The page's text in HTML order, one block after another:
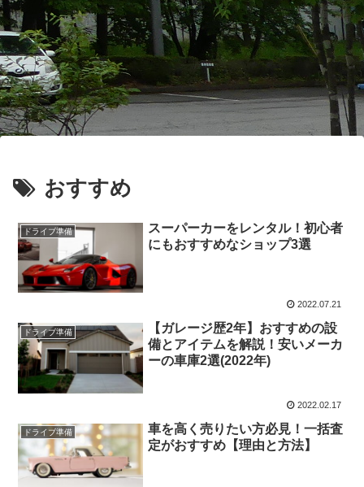
おすすめ
ドライブ準備
スーパーカーをレンタル！初心者
にもおすすめなショップ3選
2022.07.21
ドライブ準備
【ガレージ歴2年】おすすめの設
備とアイテムを解説！安いメーカ
ーの車庫2選(2022年)
2022.02.17
ドライブ準備
車を高く売りたい方必見！一括査
定がおすすめ【理由と方法】